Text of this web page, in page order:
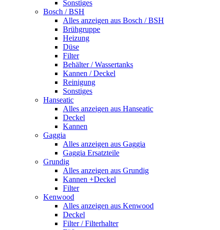
Sonstiges
Bosch / BSH
Alles anzeigen aus Bosch / BSH
Brühgruppe
Heizung
Düse
Filter
Behälter / Wassertanks
Kannen / Deckel
Reinigung
Sonstiges
Hanseatic
Alles anzeigen aus Hanseatic
Deckel
Kannen
Gaggia
Alles anzeigen aus Gaggia
Gaggia Ersatzteile
Grundig
Alles anzeigen aus Grundig
Kannen +Deckel
Filter
Kenwood
Alles anzeigen aus Kenwood
Deckel
Filter / Filterhalter